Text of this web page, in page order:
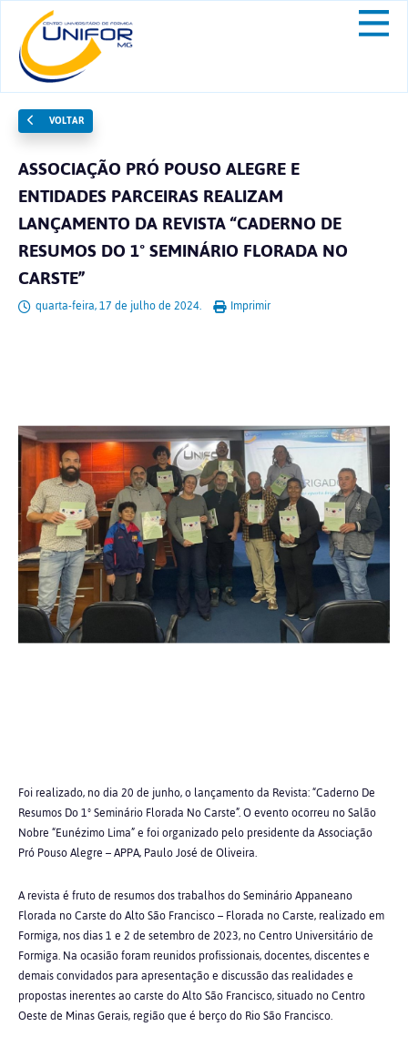
VOLTAR
ASSOCIAÇÃO PRÓ POUSO ALEGRE E
ENTIDADES PARCEIRAS REALIZAM
LANÇAMENTO DA REVISTA “CADERNO DE
RESUMOS DO 1º SEMINÁRIO FLORADA NO
CARSTE”
quarta-feira, 17 de julho de 2024. Imprimir
Foi realizado, no dia 20 de junho, o lançamento da Revista: “Caderno De
Resumos Do 1º Seminário Florada No Carste”. O evento ocorreu no Salão
Nobre “Eunézimo Lima” e foi organizado pelo presidente da Associação
Pró Pouso Alegre – APPA, Paulo José de Oliveira.
A revista é fruto de resumos dos trabalhos do Seminário Appaneano
Florada no Carste do Alto São Francisco – Florada no Carste, realizado em
Formiga, nos dias 1 e 2 de setembro de 2023, no Centro Universitário de
Formiga. Na ocasião foram reunidos profissionais, docentes, discentes e
demais convidados para apresentação e discussão das realidades e
propostas inerentes ao carste do Alto São Francisco, situado no Centro
Oeste de Minas Gerais, região que é berço do Rio São Francisco.